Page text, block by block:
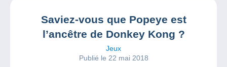
Saviez-vous que Popeye est
l’ancêtre de Donkey Kong ?
Jeux
Publié le 22 mai 2018